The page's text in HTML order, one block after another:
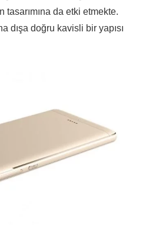
da etki etmekte.
dışa doğru kavisli bir yapısı